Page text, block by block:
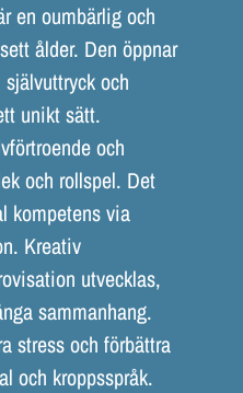
en oumbärlig och
ålder. Den öppnar
och
unikt sätt.
och
och rollspel. Det
kompetens via
Kreativ
utvecklas,
sammanhang.
stress och förbättra
och kroppsspråk.